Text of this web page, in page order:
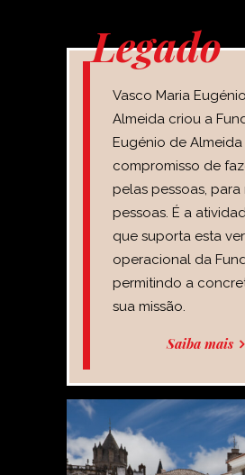
Legado
Vasco Maria
Almeida criou a
Eugénio de
compromisso de
pelas pessoas, para
pessoas. É a
que suporta esta
operacional da
permitindo a
sua missão.
Saiba mais